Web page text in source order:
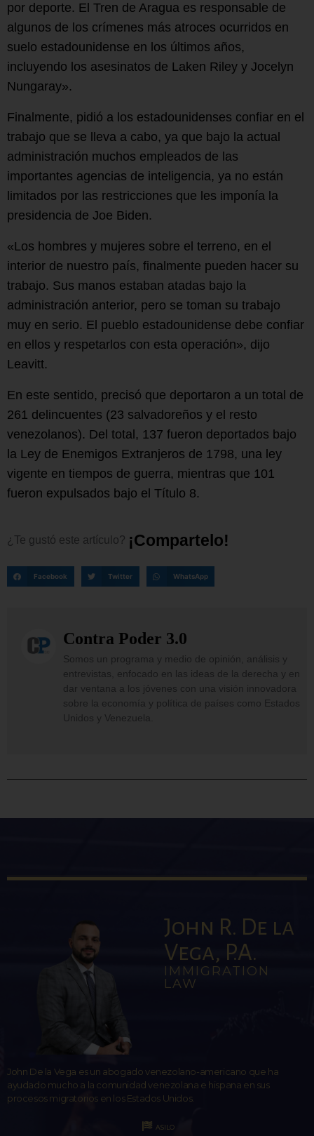
por deporte. El Tren de Aragua es responsable de
algunos de los crímenes más atroces ocurridos en
suelo estadounidense en los últimos años,
incluyendo los asesinatos de Laken Riley y Jocelyn
Nungaray».
Finalmente, pidió a los estadounidenses confiar en el
trabajo que se lleva a cabo, ya que bajo la actual
administración muchos empleados de las
importantes agencias de inteligencia, ya no están
limitados por las restricciones que les imponía la
presidencia de Joe Biden.
«Los hombres y mujeres sobre el terreno, en el
interior de nuestro país, finalmente pueden hacer su
trabajo. Sus manos estaban atadas bajo la
administración anterior, pero se toman su trabajo
muy en serio. El pueblo estadounidense debe confiar
en ellos y respetarlos con esta operación», dijo
Leavitt.
En este sentido, precisó que deportaron a un total de
261 delincuentes (23 salvadoreños y el resto
venezolanos). Del total, 137 fueron deportados bajo
la Ley de Enemigos Extranjeros de 1798, una ley
vigente en tiempos de guerra, mientras que 101
fueron expulsados ​​bajo el Título 8.
¿Te gustó este artículo? ¡Compartelo!
Facebook Twitter WhatsApp
Contra Poder 3.0
Somos un programa y medio de opinión, análisis y
entrevistas, enfocado en las ideas de la derecha y en
dar ventana a los jóvenes con una visión innovadora
sobre la economía y política de países como Estados
Unidos y Venezuela.
John R. De la
Vega, P.A.
IMMIGRATION
LAW
John De la Vega es un abogado venezolano-americano que ha
ayudado mucho a la comunidad venezolana e hispana en sus
procesos migratorios en los Estados Unidos.
ASILO